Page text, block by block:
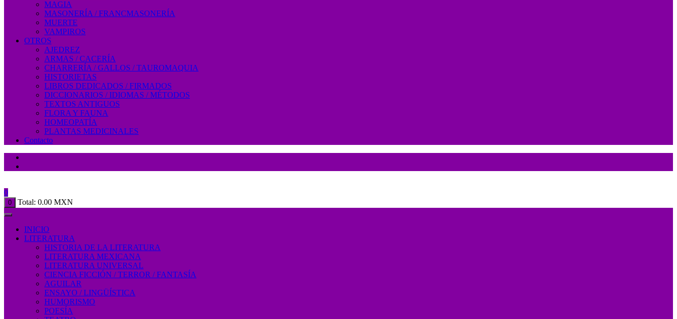
MAGIA
MASONERÍA / FRANCMASONERÍA
MUERTE
VAMPIROS
OTROS
AJEDREZ
ARMAS / CACERÍA
CHARRERÍA / GALLOS / TAUROMAQUIA
HISTORIETAS
LIBROS DEDICADOS / FIRMADOS
DICCIONARIOS / IDIOMAS / MÉTODOS
TEXTOS ANTIGUOS
FLORA Y FAUNA
HOMEOPATÍA
PLANTAS MEDICINALES
Contacto
0
0 Total: 0.00 MXN
INICIO
LITERATURA
HISTORIA DE LA LITERATURA
LITERATURA MEXICANA
LITERATURA UNIVERSAL
CIENCIA FICCIÓN / TERROR / FANTASÍA
AGUILAR
ENSAYO / LINGÜÍSTICA
HUMORISMO
POESÍA